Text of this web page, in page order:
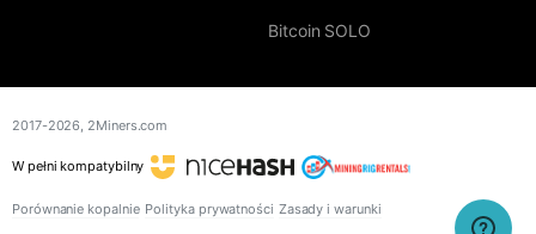
Bitcoin SOLO
2017-2026, 2Miners.com
W pełni kompatybilny
Porównanie kopalnie Polityka prywatności Zasady i warunki